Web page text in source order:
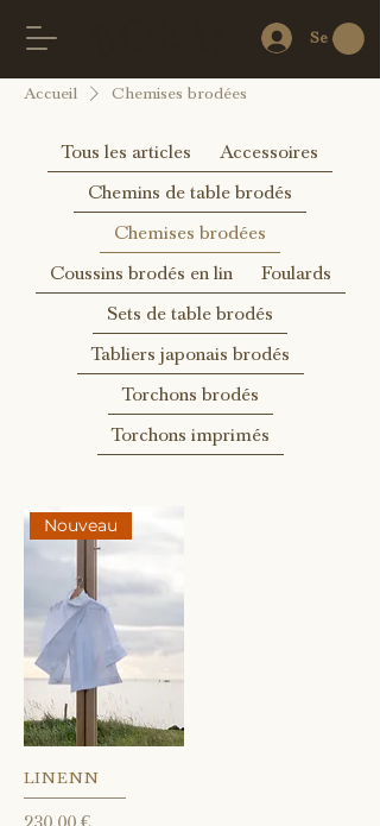
Se
Accueil Chemises brodées
Tous les articles
Accessoires
Chemins de table brodés
Chemises brodées
Coussins brodés en lin
Foulards
Sets de table brodés
Tabliers japonais brodés
Torchons brodés
Torchons imprimés
Nouveau
LINENN